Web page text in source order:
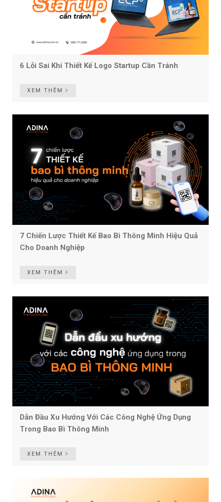
6 Lỗi Sai Khi Thiết Kế Logo Startup Cần Tránh
XEM THÊM
7 Chiến Lược Thiết Kế Bao Bì Thông Minh Hiệu Quả
Cho Doanh Nghiệp
XEM THÊM
Dẫn Đầu Xu Hướng Với Các Công Nghệ Ứng Dụng
Trong Bao Bì Thông Minh
XEM THÊM